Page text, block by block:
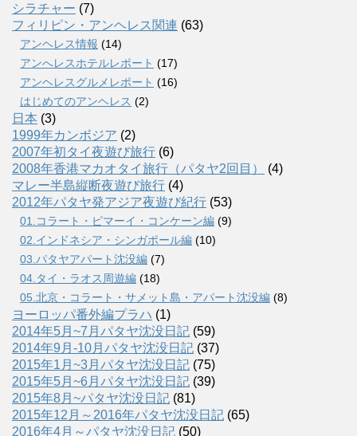
シラチャー (7)
フィリピン・アンヘレス関連 (63)
アンヘレス情報 (14)
アンへレスホテルレポート (17)
アンヘレスグルメレポート (16)
はじめてのアンヘレス (2)
日本 (3)
1999年カンボジア (2)
2007年初タイ夜遊び旅行 (6)
2008年香港マカオタイ旅行（パタヤ2回目）
(4)
マレー半島縦断夜遊び旅行 (4)
2012年パタヤ発アジア夜遊び紀行 (53)
01.コラート・ピマーイ・コンケーン編 (9)
02.インドネシア・シンガポール編 (10)
03.パタヤアパート沈没編 (7)
04.タイ・ラオス周遊編 (18)
05.北京・コラート・サメット島・アパート沈没編 (8)
ヨーロッパ番外編プラハ (1)
2014年5月~7月パタヤ沈没日記 (59)
2014年9月-10月パタヤ沈没日記 (37)
2015年1月~3月パタヤ沈没日記 (75)
2015年5月~6月パタヤ沈没日記 (39)
2015年8月~パタヤ沈没日記 (81)
2015年12月～2016年パタヤ沈没日記 (65)
2016年4月～パタヤ沈没日記 (50)